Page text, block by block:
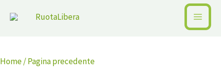
Home /Pagina precedente